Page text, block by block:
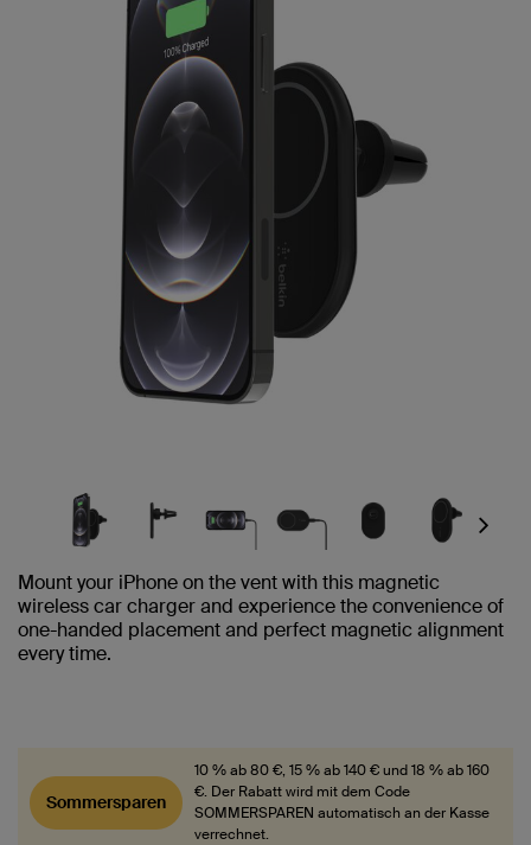
Next
Mount your iPhone on the vent with this magnetic
wireless car charger and experience the convenience of
one-handed placement and perfect magnetic alignment
every time.
Sommersparen
10 % ab 80 €, 15 % ab 140 € und 18 % ab 160
€. Der Rabatt wird mit dem Code
SOMMERSPAREN automatisch an der Kasse
verrechnet.